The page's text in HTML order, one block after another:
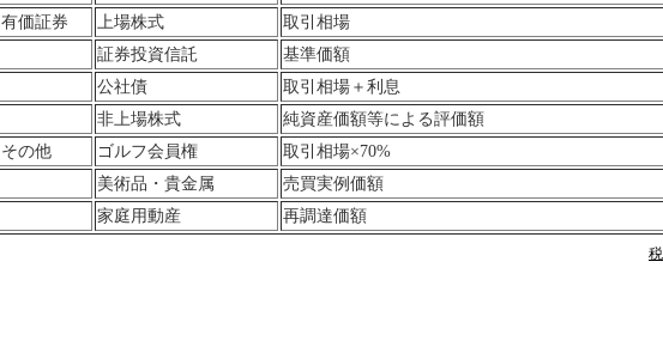
有価証券
上場株式
取引相場
証券投資信託
基準価額
公社債
取引相場＋利息
非上場株式
純資産価額等による評価額
その他
ゴルフ会員権
取引相場×70%
美術品・貴金属
売買実例価額
家庭用動産
再調達価額